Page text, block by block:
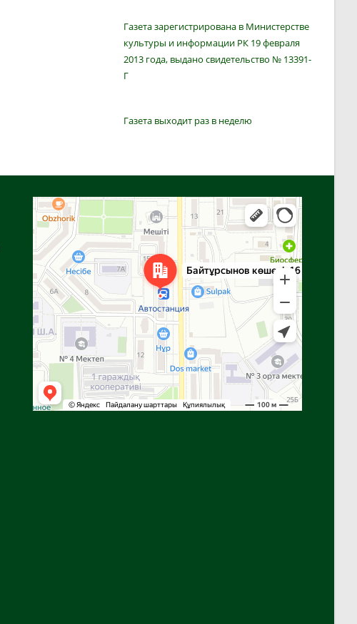
Газета зарегистрирована в Министерстве
культуры и информации РК 19 февраля
2013 года, выдано свидетельство № 13391-
Г
Газета выходит раз в неделю
Алга
Улица Байтурсынова, 16 — Яндекс Карты